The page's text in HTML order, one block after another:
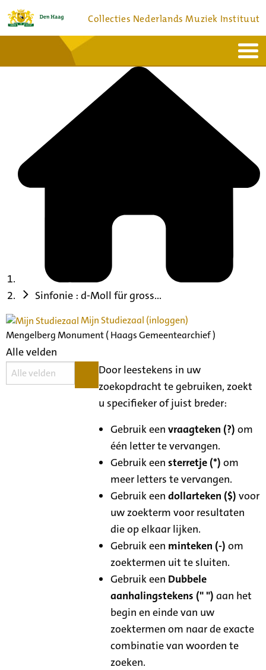
Collecties Nederlands Muziek Instituut
Bronnen en collecties
Sinfonie : d-Moll für gross...
Mijn Studiezaal (inloggen)
Mengelberg Monument ( Haags Gemeentearchief )
Alle velden
Door leestekens in uw
zoekopdracht te gebruiken, zoekt
u specifieker of juist breder:
Gebruik eenvraagteken (?) om
één letter te vervangen.
Gebruik eensterretje (*) om
meer letters te vervangen.
Gebruik eendollarteken ($) voor
uw zoekterm voor resultaten
die op elkaar lijken.
Gebruik een minteken (-) om
zoektermen uit te sluiten.
Gebruik een Dubbele
aanhalingstekens (" ") aan het
begin en einde van uw
zoektermen om naar de exacte
combinatie van woorden te
zoeken.